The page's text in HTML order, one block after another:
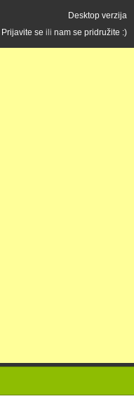
Desktop verzija
Prijavite se ili nam se pridružite :)